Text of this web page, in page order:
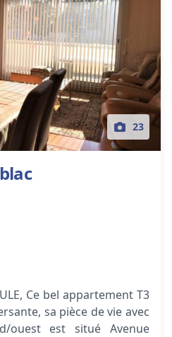
23
Ce bel appartement T3
sa pièce de vie avec
ouest est situé Avenue